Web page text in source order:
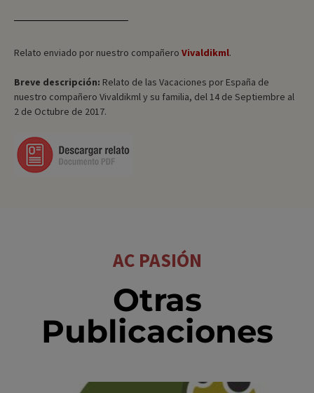
Relato enviado por nuestro compañero Vivaldikml.
Breve descripción: Relato de las Vacaciones por España de
nuestro compañero Vivaldikml y su familia, del 14 de Septiembre al
2 de Octubre de 2017.
AC PASIÓN
Otras
Publicaciones